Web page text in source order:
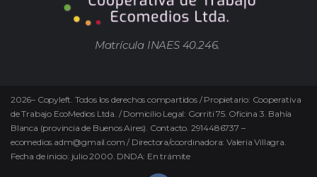
Matrícula INAES 40.246.
2026– Copyleft. Todos los derechos compartidos / Propietario: Cooperativa
de Trabajo EcoMedios Ltda. / Domicilio Legal: Gorriti 75. Oficina 3. Bahía
Blanca (provincia de Buenos Aires). Contacto. 2914486737 –
ecomedios.adm@gmail.com / Directora/coordinadora: Valeria Villagra.
Fecha de inicio: julio 2000. DNDA: En trámite